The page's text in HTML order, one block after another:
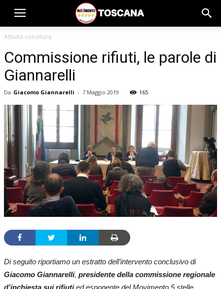
Attività consiliare
Commissione rifiuti, le parole di
Giannarelli
Da Giacomo Giannarelli - 7 Maggio 2019 165
Di seguito riportiamo un estratto dell’intervento conclusivo di
Giacomo Giannarelli, presidente della commissione regionale
d’inchiesta sui rifiutied esponente del Movimento 5 stelle.